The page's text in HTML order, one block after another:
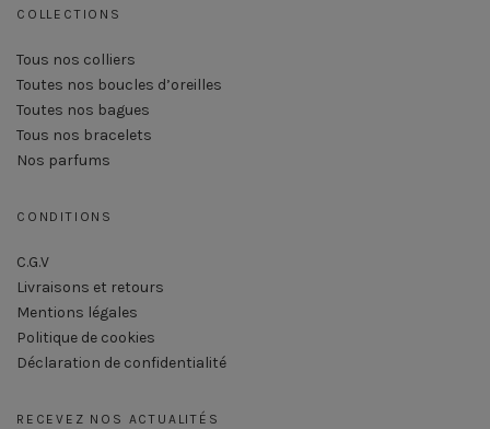
COLLECTIONS
Tous nos colliers
Toutes nos boucles d’oreilles
Toutes nos bagues
Tous nos bracelets
Nos parfums
CONDITIONS
C.G.V
Livraisons et retours
Mentions légales
Politique de cookies
Déclaration de confidentialité
RECEVEZ NOS ACTUALITÉS